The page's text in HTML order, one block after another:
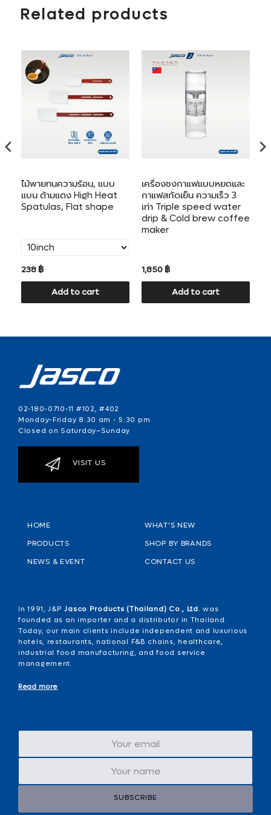
Related products
ไม้พายทนความร้อน, แบบ
แบน ด้ามแดง High Heat
Spatulas, Flat shape
238 ฿
Add to cart
เครื่องชงกาแฟแบบหยดและ
กาแฟสกัดเย็น ความเร็ว 3
เท่า Triple speed water
drip & Cold brew coffee
maker
1,850 ฿
Add to cart
02-180-0710-11 #102, #402
Monday-Friday 8:30 am - 5:30 pm
Closed on Saturday–Sunday
VISIT US
HOME
WHAT'S NEW
PRODUCTS
SHOP BY BRANDS
NEWS & EVENT
CONTACT US
In 1991, J&P Jasco Products (Thailand) Co., Ltd. was
founded as an importer and a distributor in Thailand.
Today, our main clients include independent and luxurious
hotels, restaurants, national F&B chains, healthcare,
industrial food manufacturing, and food service
management.
Read more
SUBSCRIBE